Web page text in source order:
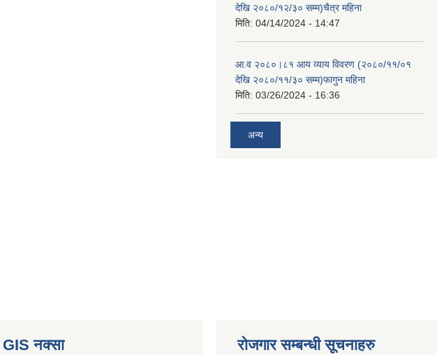
देखि २०८०/१२/३० सम्म)चैत्र महिना
मिति: 04/14/2024 - 14:47
आ.व २०८०।८१ आय व्याय विवरण (२०८०/११/०१
देखि २०८०/११/३० सम्म)फागुन महिना
मिति: 03/26/2024 - 16:36
अन्य
GIS नक्सा रोजगार सम्बन्धी सूचनाहरु